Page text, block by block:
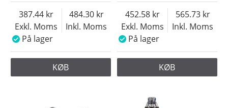
Exkl. Moms
387.44
Inkl. Moms
484.30
På lager
KØB
Exkl. Moms
452.58
Inkl. Moms
565.73
På lager
KØB